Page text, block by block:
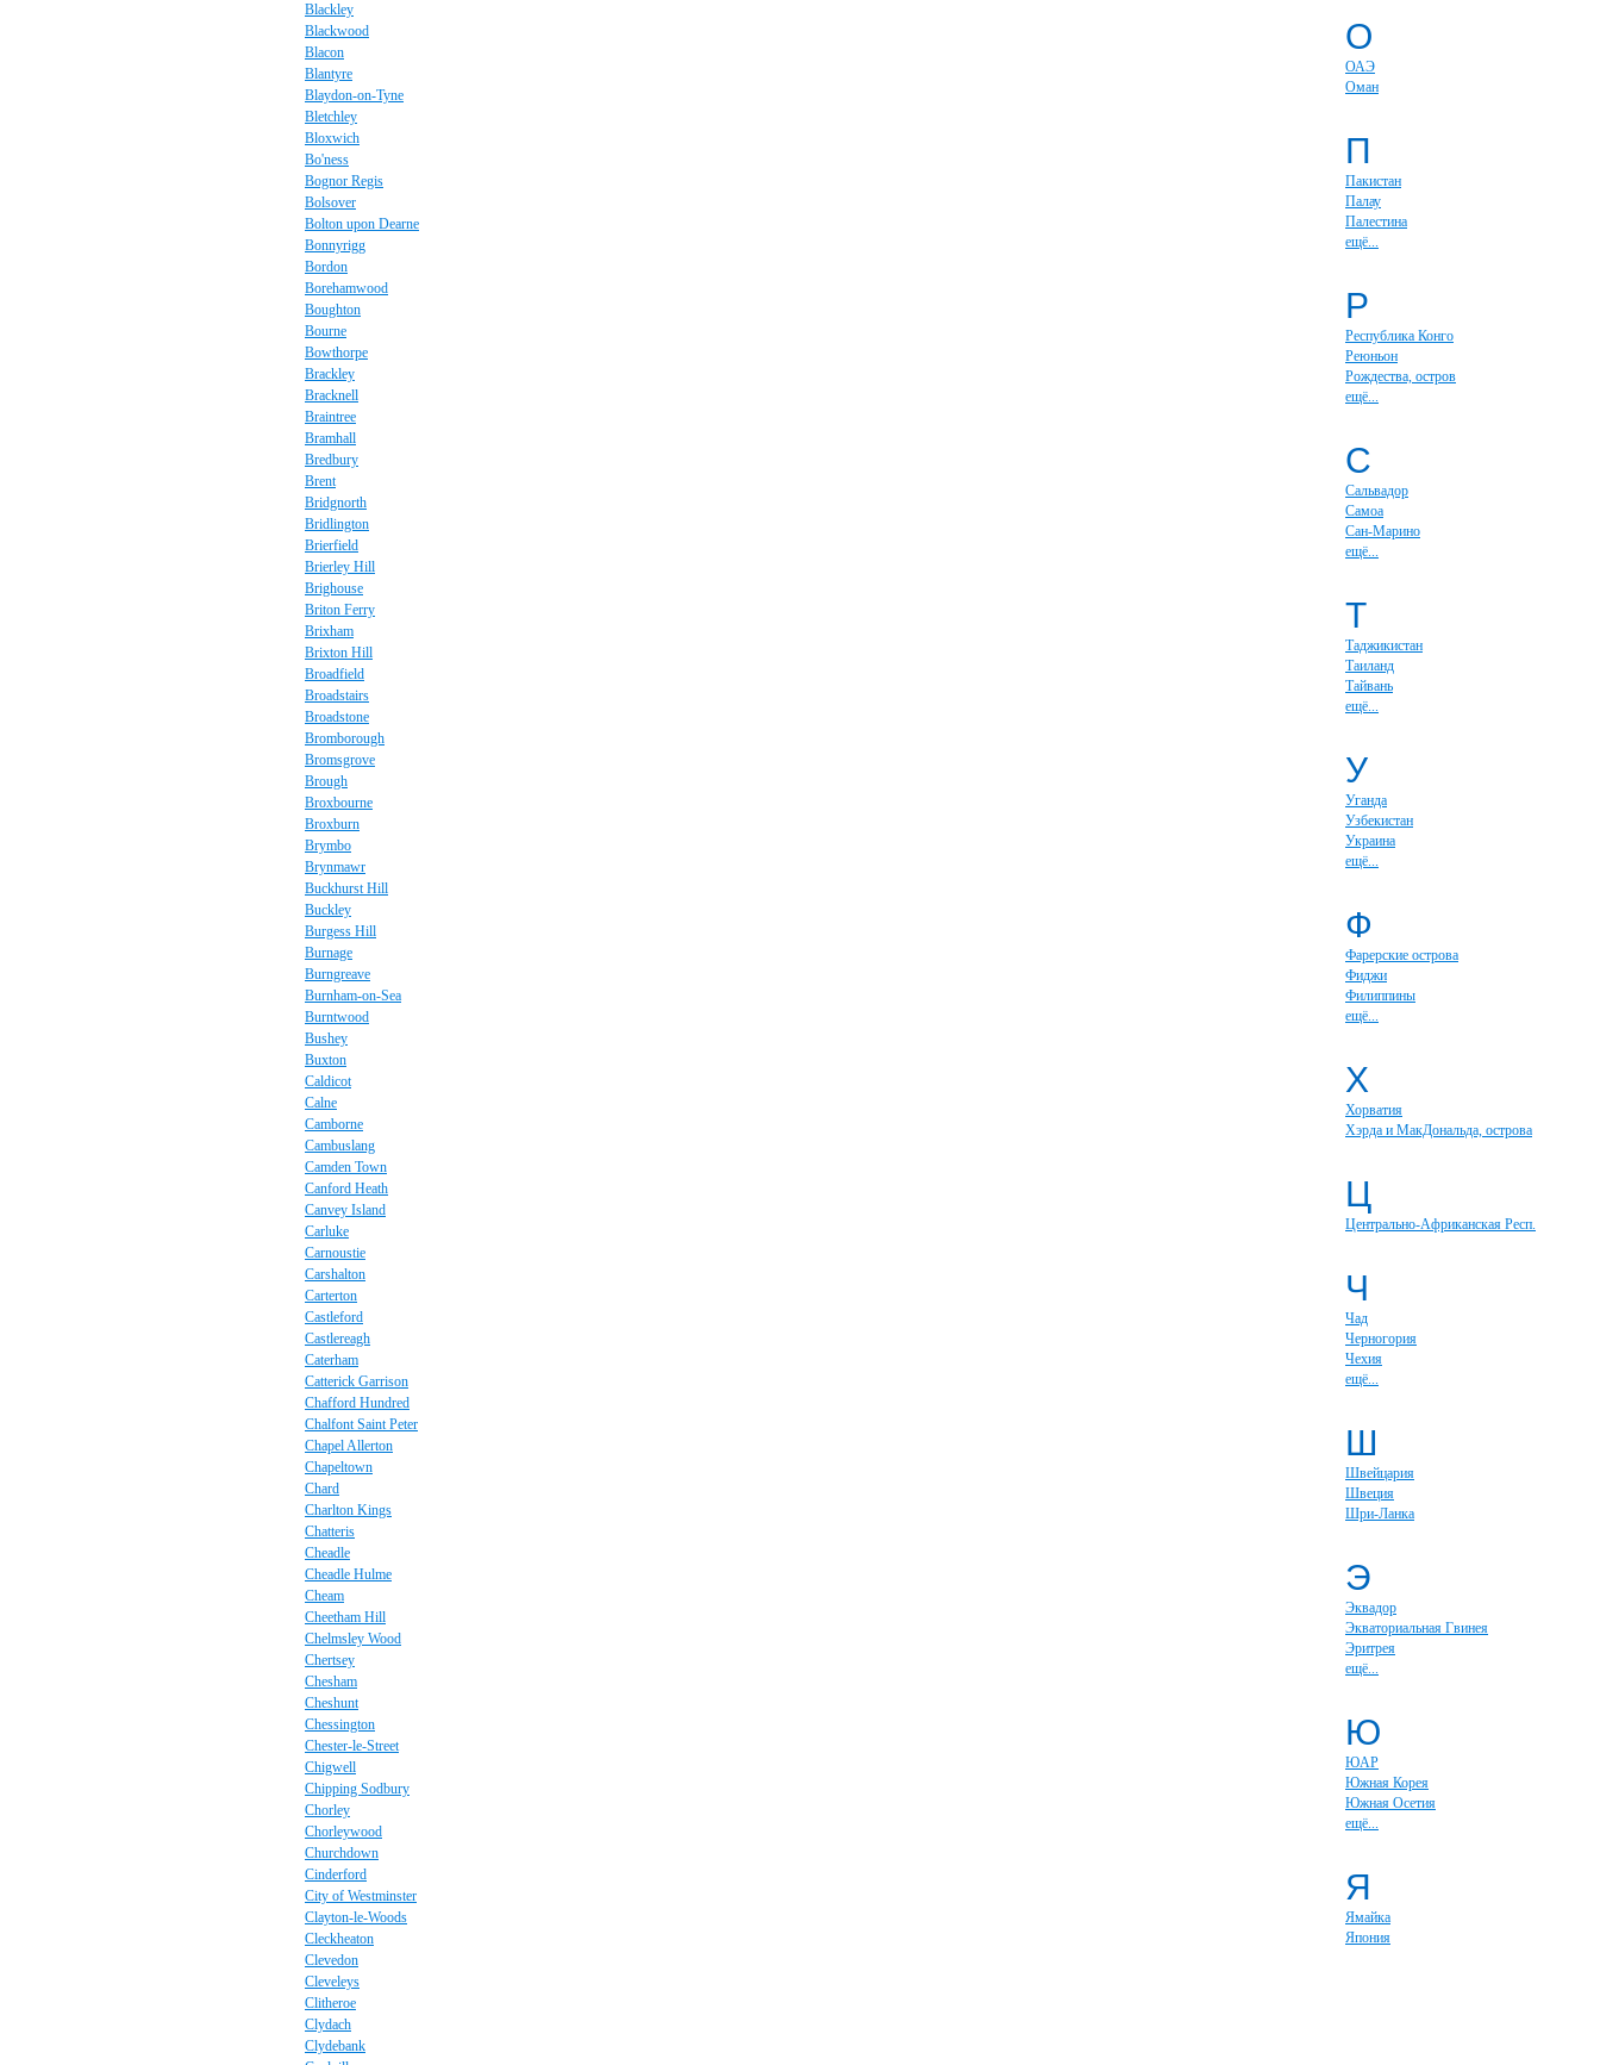
Blackley
Blackwood
Blacon
Blantyre
Blaydon-on-Tyne
Bletchley
Bloxwich
Bo'ness
Bognor Regis
Bolsover
Bolton upon Dearne
Bonnyrigg
Bordon
Borehamwood
Boughton
Bourne
Bowthorpe
Brackley
Bracknell
Braintree
Bramhall
Bredbury
Brent
Bridgnorth
Bridlington
Brierfield
Brierley Hill
Brighouse
Briton Ferry
Brixham
Brixton Hill
Broadfield
Broadstairs
Broadstone
Bromborough
Bromsgrove
Brough
Broxbourne
Broxburn
Brymbo
Brynmawr
Buckhurst Hill
Buckley
Burgess Hill
Burnage
Burngreave
Burnham-on-Sea
Burntwood
Bushey
Buxton
Caldicot
Calne
Camborne
Cambuslang
Camden Town
Canford Heath
Canvey Island
Carluke
Carnoustie
Carshalton
Carterton
Castleford
Castlereagh
Caterham
Catterick Garrison
Chafford Hundred
Chalfont Saint Peter
Chapel Allerton
Chapeltown
Chard
Charlton Kings
Chatteris
Cheadle
Cheadle Hulme
Cheam
Cheetham Hill
Chelmsley Wood
Chertsey
Chesham
Cheshunt
Chessington
Chester-le-Street
Chigwell
Chipping Sodbury
Chorley
Chorleywood
Churchdown
Cinderford
City of Westminster
Clayton-le-Woods
Cleckheaton
Clevedon
Cleveleys
Clitheroe
Clydach
Clydebank
О
ОАЭ
Оман
П
Пакистан
Палау
Палестина
ещё...
Р
Республика Конго
Реюньон
Рождества, остров
ещё...
С
Сальвадор
Самоа
Сан-Марино
ещё...
Т
Таджикистан
Таиланд
Тайвань
ещё...
У
Уганда
Узбекистан
Украина
ещё...
Ф
Фарерские острова
Фиджи
Филиппины
ещё...
Х
Хорватия
Хэрда и МакДональда, острова
Ц
Центрально-Африканская Респ.
Ч
Чад
Черногория
Чехия
ещё...
Ш
Швейцария
Швеция
Шри-Ланка
Э
Эквадор
Экваториальная Гвинея
Эритрея
ещё...
Ю
ЮАР
Южная Корея
Южная Осетия
ещё...
Я
Ямайка
Япония